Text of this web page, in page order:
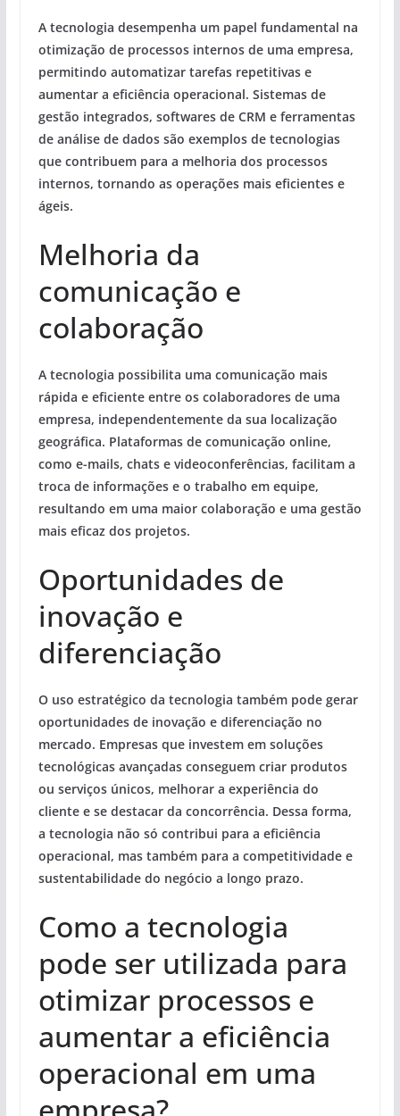
A tecnologia desempenha um papel fundamental na
otimização de processos internos de uma empresa,
permitindo automatizar tarefas repetitivas e
aumentar a eficiência operacional. Sistemas de
gestão integrados, softwares de CRM e ferramentas
de análise de dados são exemplos de tecnologias
que contribuem para a melhoria dos processos
internos, tornando as operações mais eficientes e
ágeis.
Melhoria da
comunicação e
colaboração
A tecnologia possibilita uma comunicação mais
rápida e eficiente entre os colaboradores de uma
empresa, independentemente da sua localização
geográfica. Plataformas de comunicação online,
como e-mails, chats e videoconferências, facilitam a
troca de informações e o trabalho em equipe,
resultando em uma maior colaboração e uma gestão
mais eficazdos projetos.
Oportunidades de
inovação e
diferenciação
O uso estratégico da tecnologia também pode gerar
oportunidades de inovação e diferenciação no
mercado. Empresas que investem em soluções
tecnológicas avançadas conseguem criar produtos
ou serviços únicos, melhorar a experiência do
cliente e se destacar da concorrência. Dessa forma,
a tecnologia não só contribui para a eficiência
operacional, mas também para a competitividade e
sustentabilidadedo negócio a longo prazo.
Como a tecnologia
pode ser utilizada para
otimizar processos e
aumentar a eficiência
operacional em uma